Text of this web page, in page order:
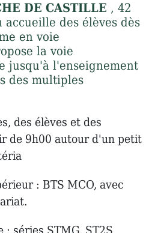
DE CASTILLE , 42
des élèves dès
en voie
la voie
jusqu'à l'enseignement
des multiples
des élèves et des
de 9h00 autour d'un petit
: BTS MCO, avec
: séries STMG, ST2S